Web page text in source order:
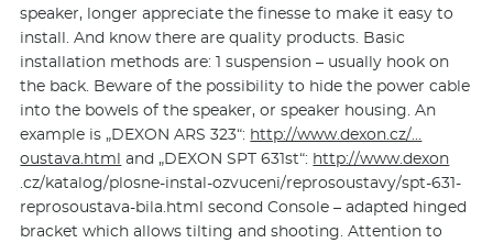
speaker, longer appreciate the finesse to make it easy to
install. And know there are quality products. Basic
installation methods are: 1 suspension – usually hook on
the back. Beware of the possibility to hide the power cable
into the bowels of the speaker, or speaker housing. An
example is „DEXON ARS 323“: http://www.dexon.cz/…
oustava.html and „DEXON SPT 631st“: http://www.dexon
.cz/katalog/plosne-instal-ozvuceni/repro­soustavy/spt-631-
reprosoustava-bila.html second Console – adapted hinged
bracket which allows tilting and shooting. Attention to